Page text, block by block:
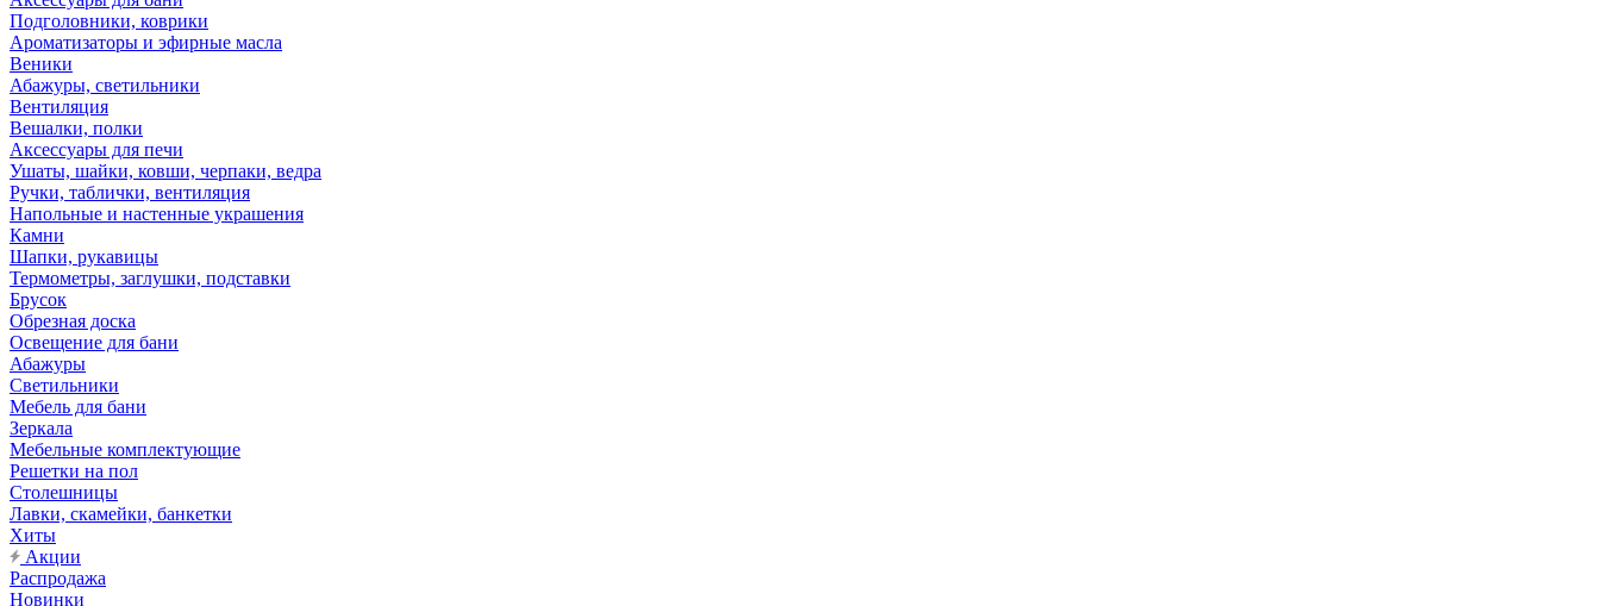
Подголовники, коврики
Ароматизаторы и эфирные масла
Веники
Абажуры, светильники
Вентиляция
Вешалки, полки
Аксессуары для печи
Ушаты, шайки, ковши, черпаки, ведра
Ручки, таблички, вентиляция
Напольные и настенные украшения
Камни
Шапки, рукавицы
Термометры, заглушки, подставки
Брусок
Обрезная доска
Освещение для бани
Абажуры
Светильники
Мебель для бани
Зеркала
Мебельные комплектующие
Решетки на пол
Столешницы
Лавки, скамейки, банкетки
Хиты
Акции
Распродажа
Новинки